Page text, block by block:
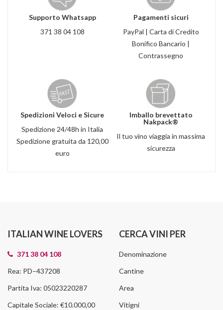
Supporto Whatsapp
371 38 04 108
Pagamenti sicuri
PayPal | Carta di Credito
Bonifico Bancario |
Contrassegno
Spedizioni Veloci e Sicure
Spedizione 24/48h in Italia
Spedizione gratuita da 120,00
euro
Imballo brevettato
Nakpack®
Il tuo vino viaggia in massima
sicurezza
ITALIAN WINE LOVERS
371 38 04 108
Rea: PD–437208
Partita Iva: 05023220287
Capitale Sociale: €10.000,00
CERCA VINI PER
Denominazione
Cantine
Area
Vitigni